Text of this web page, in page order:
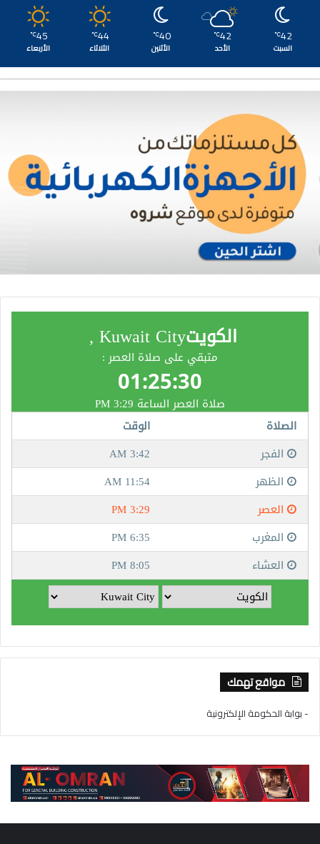
42
℃
السبت
42
℃
الأحد
40
℃
الأثنين
44
℃
الثلاثاء
45
℃
الأربعاء
مواقع تهمك
- بوابة الحكومة الإلكترونية